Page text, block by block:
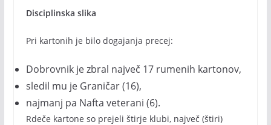
Disciplinska slika
Pri kartonih je bilo dogajanja precej:
Dobrovnik je zbral največ 17 rumenih kartonov,
sledil mu je Graničar (16),
najmanj pa Nafta veterani (6).
Rdeče kartone so prejeli štirje klubi, največ (štiri)